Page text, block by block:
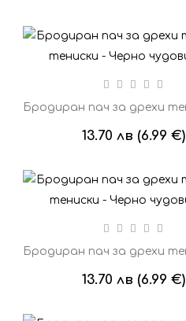
13.70 лв (6.99 €)
13.70 лв (6.99 €)